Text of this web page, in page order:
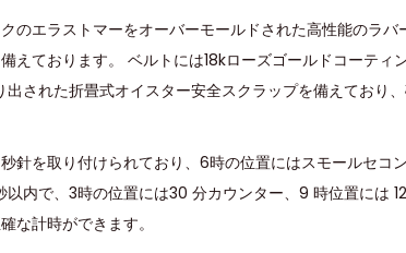
のエラストマーをオーバーモールドされた高性能のラバ
えております。 ベルトには18kローズゴールドコーティ
された折畳式オイスター安全スクラップを備えており
針を取り付けられており、6時の位置にはスモールセコ
内で、3時の位置には30 分カウンター、9 時位置には
な計時ができます。